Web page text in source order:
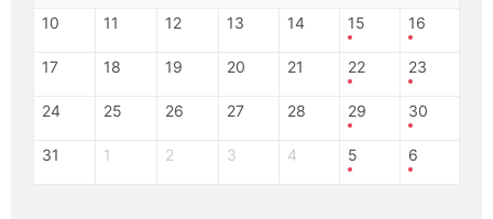
10 11 12 13 14 15 16
17 18 19 20 21 22 23
24 25 26 27 28 29 30
31 1 2 3 4 5 6